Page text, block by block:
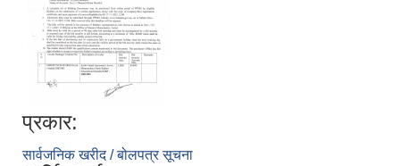
प्रकार:
सार्वजनिक खरीद / बोलपत्र सूचना